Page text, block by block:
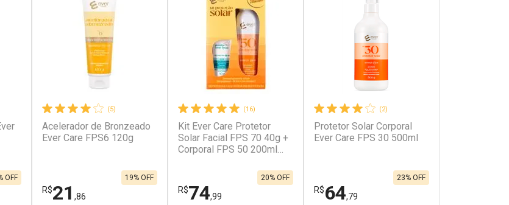
OFF
(5)
Acelerador de Bronzeado
Ever Care FPS6 120g
R$21 ,86
19% OFF
(16)
Kit Ever Care Protetor
Solar Facial FPS 70 40g +
Corporal FPS 50 200ml
R$74,99
20% OFF
(2)
Protetor Solar Corporal
Ever Care FPS 30 500ml
R$64,79
23% OFF